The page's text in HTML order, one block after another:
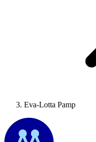
Eva-Lotta Pamp